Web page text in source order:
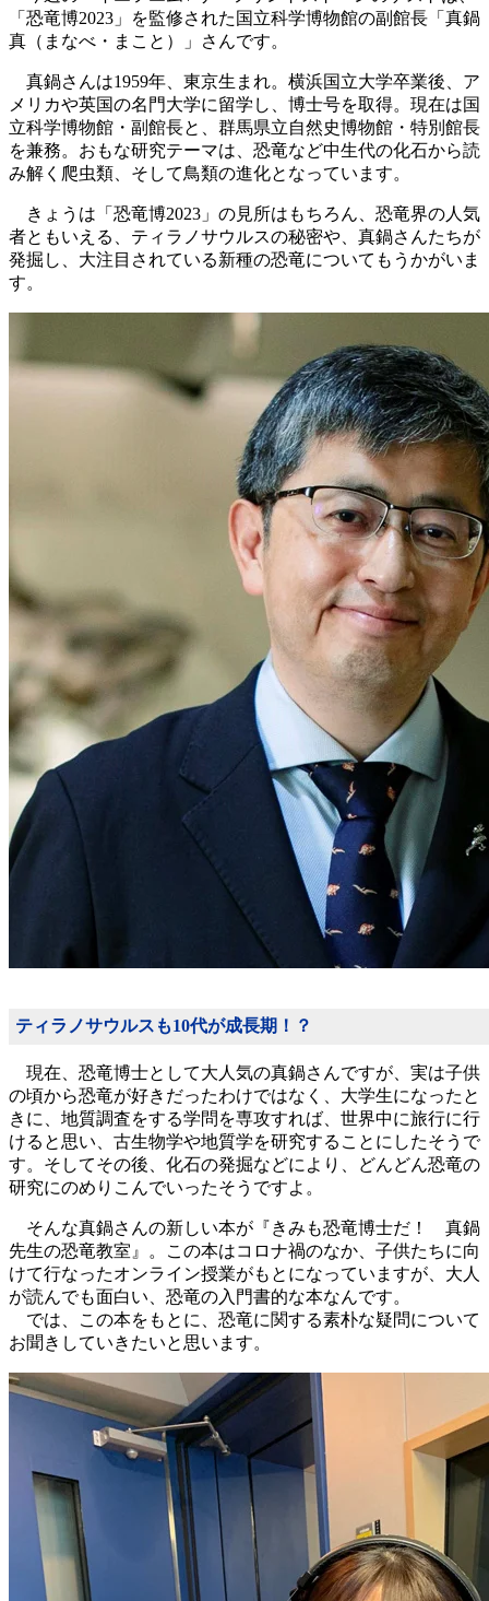
「恐竜博2023」を監修された国立科学博物館の副館長「真鍋
真（まなべ・まこと）」さんです。
真鍋さんは1959年、東京生まれ。横浜国立大学卒業後、ア
メリカや英国の名門大学に留学し、博士号を取得。現在は国
立科学博物館・副館長と、群馬県立自然史博物館・特別館長
を兼務。おもな研究テーマは、恐竜など中生代の化石から読
み解く爬虫類、そして鳥類の進化となっています。
きょうは「恐竜博2023」の見所はもちろん、恐竜界の人気
者ともいえる、ティラノサウルスの秘密や、真鍋さんたちが
発掘し、大注目されている新種の恐竜についてもうかがいま
す。
ティラノサウルスも10代が成長期！？
現在、恐竜博士として大人気の真鍋さんですが、実は子供
の頃から恐竜が好きだったわけではなく、大学生になったと
きに、地質調査をする学問を専攻すれば、世界中に旅行に行
けると思い、古生物学や地質学を研究することにしたそうで
す。そしてその後、化石の発掘などにより、どんどん恐竜の
研究にのめりこんでいったそうですよ。
そんな真鍋さんの新しい本が『きみも恐竜博士だ！ 真鍋
先生の恐竜教室』。この本はコロナ禍のなか、子供たちに向
けて行なったオンライン授業がもとになっていますが、大人
が読んでも面白い、恐竜の入門書的な本なんです。
では、この本をもとに、恐竜に関する素朴な疑問について
お聞きしていきたいと思います。